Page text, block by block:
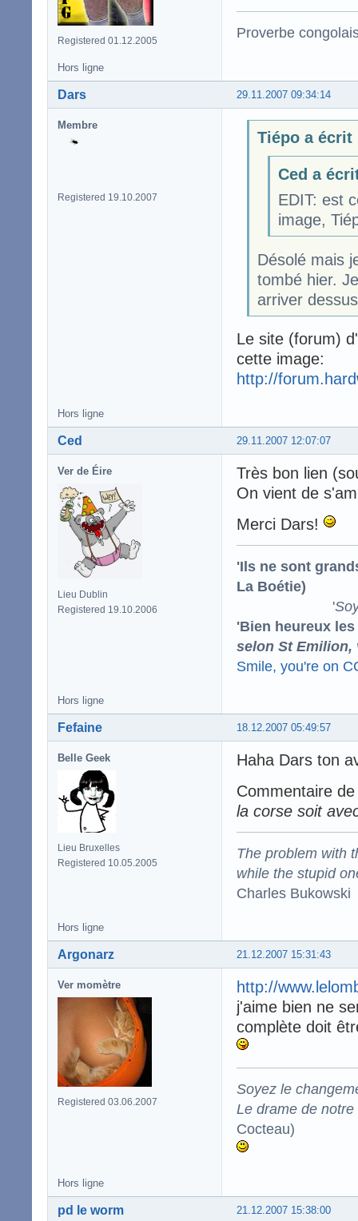
Registered 01.12.2005
Proverbe
Hors ligne
29.11.2007 09:34:14
Dars
Membre
Registered 19.10.2007
Tiépo a écrit
Ced a
EDIT: est
image,
Désolé mais
tombé hier.
arriver
Le site (forum)
cette image:
http://
Hors ligne
29.11.2007 12:07:07
Ced
Ver de Éire
Lieu Dublin
Registered 19.10.2006
Très bon lien
On vient de
Merci Dars!
'Ils ne sont
La Boétie)
'
'Bien heureux
selon St Emilion,
Smile, you're on
Hors ligne
18.12.2007 05:49:57
Fefaine
Belle Geek
Lieu Bruxelles
Registered 10.05.2005
Haha Dars ton
Commentaire
la corse soit
The problem with
while the stupid
Charles Bukowski
Hors ligne
21.12.2007 15:31:43
Argonarz
Ver momètre
Registered 03.06.2007
http://
j'aime bien ne
complète doit
Soyez le
Le drame de
Cocteau)
Hors ligne
21.12.2007 15:38:00
pd le worm